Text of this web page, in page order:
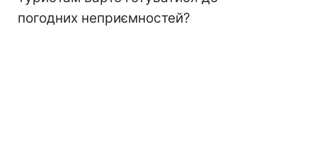
погодних неприємностей?